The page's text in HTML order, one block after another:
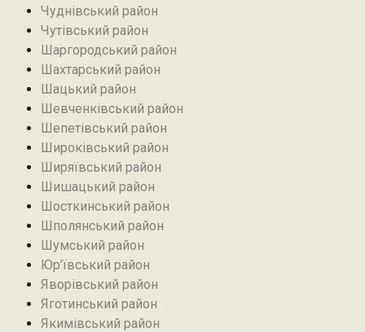
Чуднівський район
Чутівський район
Шаргородський район
Шахтарський район‎
Шацький район
Шевченківський район
Шепетівський район
Широківський район
Ширяївський район
Шишацький район
Шосткинський район
Шполянський район
Шумський район
Юр’ївський район
Яворівський район
Яготинський район
Якимівський район